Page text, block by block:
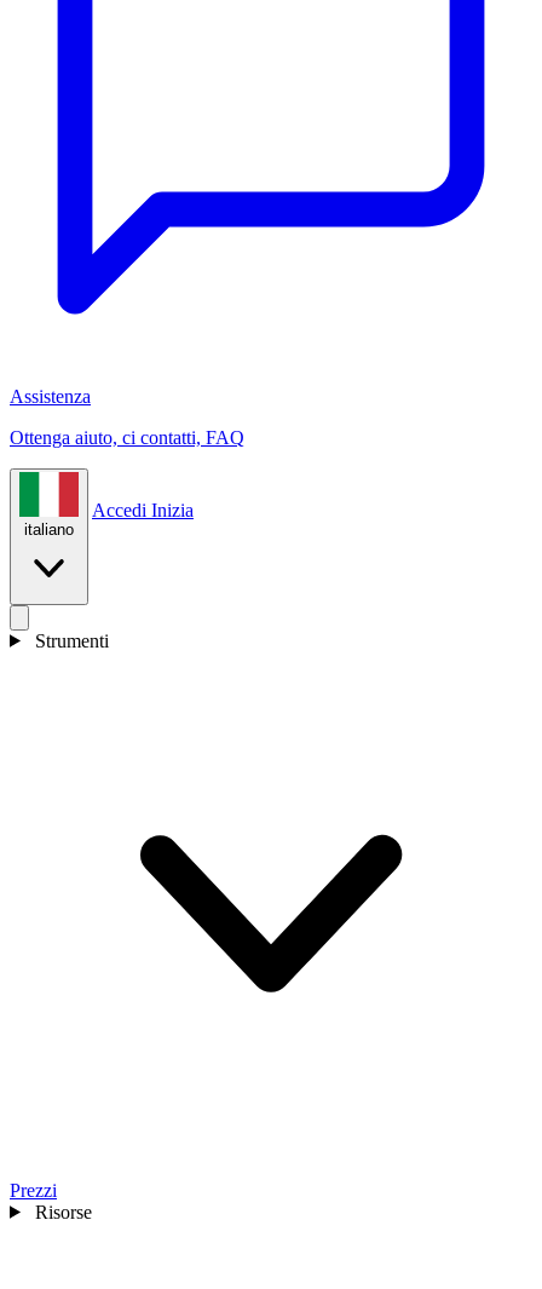
Assistenza
Ottenga aiuto, ci contatti, FAQ
italiano
Accedi Inizia
Strumenti
Prezzi
Risorse